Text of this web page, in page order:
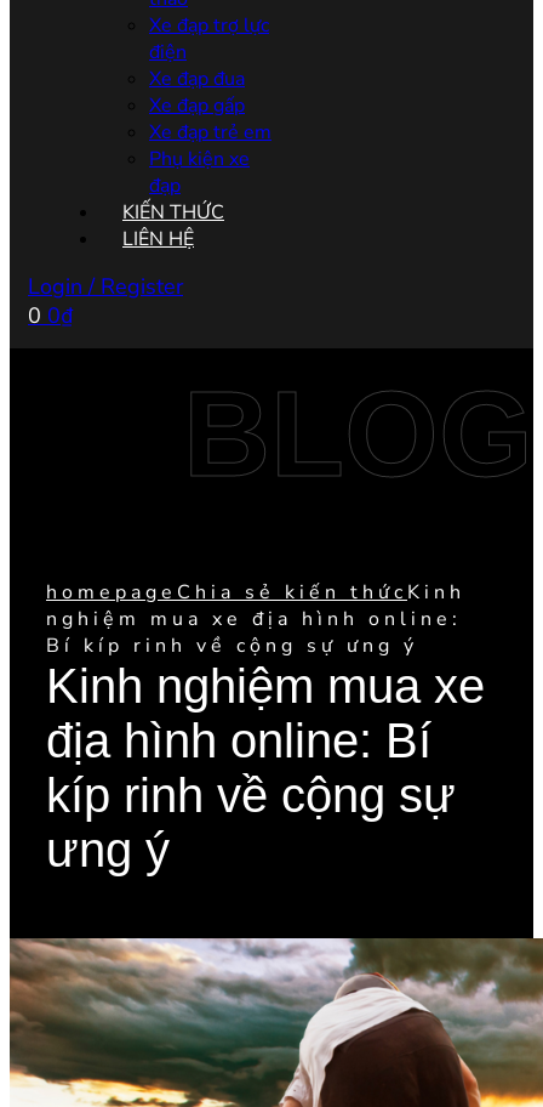
Xe đạp trợ lực
điện
Xe đạp đua
Xe đạp gấp
Xe đạp trẻ em
Phụ kiện xe
đạp
KIẾN THỨC
LIÊN HỆ
Login / Register
0 0₫
BLOG
homepage Chia sẻ kiến thức Kinh
nghiệm mua xe địa hình online:
Bí kíp rinh về cộng sự ưng ý
Kinh nghiệm mua xe
địa hình online: Bí
kíp rinh về cộng sự
ưng ý